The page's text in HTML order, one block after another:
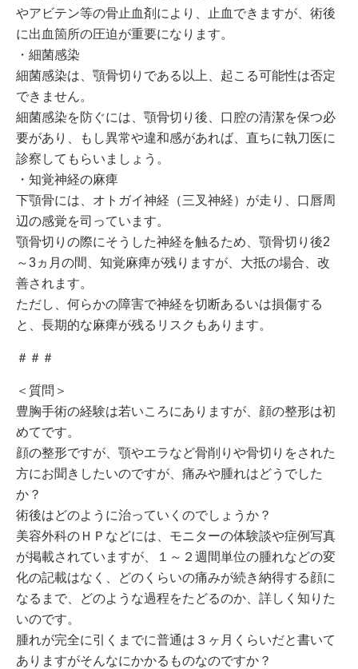
やアビテン等の骨止血剤により、止血できますが、術後
に出血箇所の圧迫が重要になります。
・細菌感染
細菌感染は、顎骨切りである以上、起こる可能性は否定
できません。
細菌感染を防ぐには、顎骨切り後、口腔の清潔を保つ必
要があり、もし異常や違和感があれば、直ちに執刀医に
診察してもらいましょう。
・知覚神経の麻痺
下顎骨には、オトガイ神経（三叉神経）が走り、口唇周
辺の感覚を司っています。
顎骨切りの際にそうした神経を触るため、顎骨切り後2
～3ヵ月の間、知覚麻痺が残りますが、大抵の場合、改
善されます。
ただし、何らかの障害で神経を切断あるいは損傷する
と、長期的な麻痺が残るリスクもあります。
＃＃＃
＜質問＞
豊胸手術の経験は若いころにありますが、顔の整形は初
めてです。
顔の整形ですが、顎やエラなど骨削りや骨切りをされた
方にお聞きしたいのですが、痛みや腫れはどうでした
か？
術後はどのように治っていくのでしょうか？
美容外科のＨＰなどには、モニターの体験談や症例写真
が掲載されていますが、１～２週間単位の腫れなどの変
化の記載はなく、どのくらいの痛みが続き納得する顔に
なるまで、どのような過程をたどるのか、詳しく知りた
いのです。
腫れが完全に引くまでに普通は３ヶ月くらいだと書いて
ありますがそんなにかかるものなのですか？